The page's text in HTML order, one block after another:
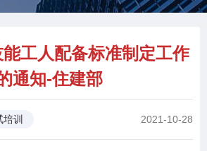
工人配备标准制定工作
通知-住建部
培训 2021-10-28